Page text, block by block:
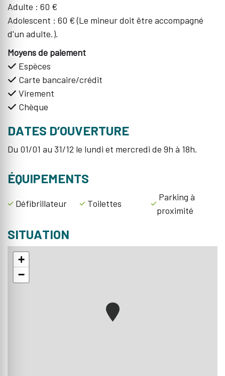
Adulte : 60 €
Adolescent : 60 € (Le mineur doit être accompagné
d'un adulte.).
Moyens de paiement
Espèces
Carte bancaire/crédit
Virement
Chèque
DATES D’OUVERTURE
Du 01/01 au 31/12 le lundi et mercredi de 9h à 18h.
ÉQUIPEMENTS
Défibrillateur Toilettes
Parking à
proximité
SITUATION
+
−